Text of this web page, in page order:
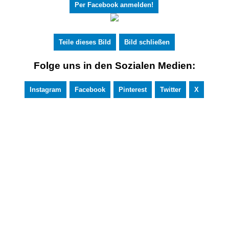
Per Facebook anmelden!
Teile dieses Bild Bild schließen
Folge uns in den Sozialen Medien:
Instagram Facebook Pinterest Twitter X